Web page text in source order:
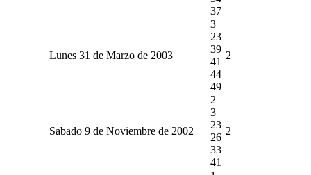
37
Lunes 31 de Marzo de 2003
3
23
39
41
44
49
2
Sabado 9 de Noviembre de 2002
2
3
23
26
33
41
2